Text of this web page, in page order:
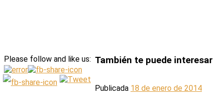
Please follow and like us: También te puede interesar
Publicada 18 de enero de 2014